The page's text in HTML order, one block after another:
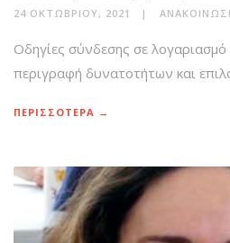
24 ΟΚΤΩΒΡΊΟΥ, 2021
Οδηγίες σύνδεσης σε
περιγραφή δυνατοτήτων και
ΠΕΡΙΣΣΟΤΕΡΑ →